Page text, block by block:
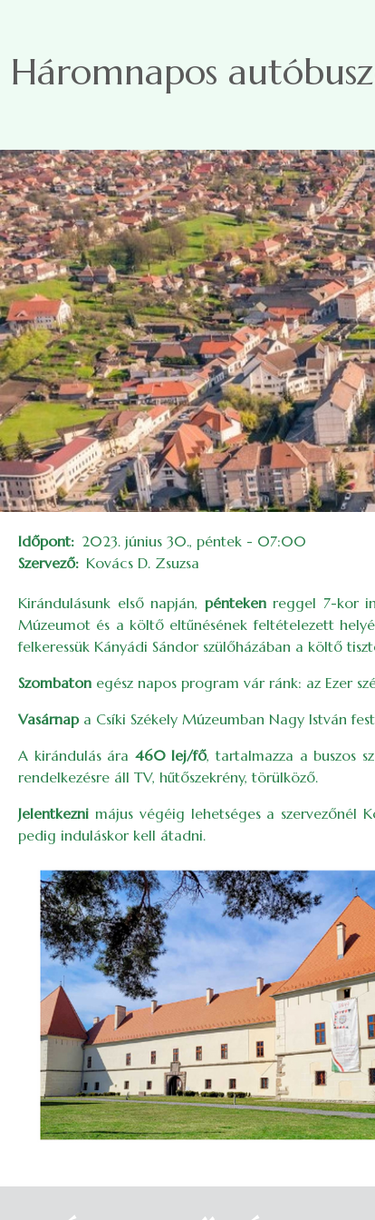
Háromnapos
Időpont
2023. június 30., péntek - 07:00
Szervező
Kovács D. Zsuzsa
Kirándulásunk első napján, péntekenreggel 7-kor
Múzeumot és a költő eltűnésének feltételezett
felkeressük Kányádi Sándor szülőházában a költő
Szombaton egész napos program vár ránk: az Ezer
Vasárnapa Csíki Székely Múzeumban Nagy István
A kirándulás ára 460 lej/fő, tartalmazza a buszos
rendelkezésre áll TV, hűtőszekrény, törülköző.
Jelentkezni május végéig lehetséges a szervezőnél
pedig induláskor kell átadni.
Image